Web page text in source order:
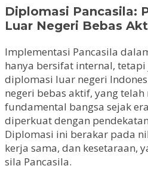
Diplomasi Pancasila:
Luar Negeri Bebas
Implementasi Pancasila
hanya bersifat internal,
diplomasi luar negeri
negeri bebas aktif, yang
fundamental bangsa sejak
diperkuat dengan
Diplomasi ini berakar pada
kerja sama, dan kesetaraan,
sila Pancasila.